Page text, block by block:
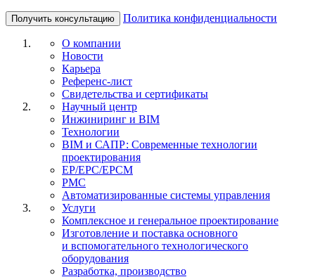
Получить консультацию Политика конфиденциальности
О компании
Новости
Карьера
Референс-лист
Свидетельства и сертификаты
Научный центр
Инжиниринг и BIM
Технологии
BIM и САПР: Современные технологии
проектирования
EP/EPC/EPCM
PMC
Автоматизированные системы управления
Услуги
Комплексное и генеральное проектирование
Изготовление и поставка основного
и вспомогательного технологического
оборудования
Разработка, производство